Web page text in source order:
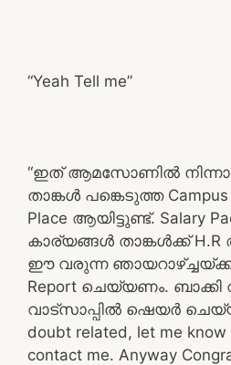
“Yeah Tell me”
“ഇത് ആമസോണിൽ
താങ്കൾ പങ്കെടുത്ത
Place ആയിട്ടുണ്ട്. Salary
കാര്യങ്ങൾ താങ്കൾക്ക് H.R
ഈ വരുന്ന
Report ചെയ്യണം.
വാട്സാപ്പിൽ ഷെയർ
doubt related, let me
contact me. Anyway